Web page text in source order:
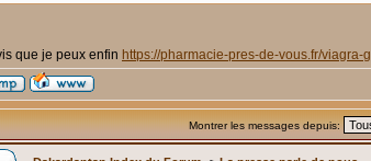
que je peux enfin https://pharmacie-pres-de-vous.fr/
Montrer les messages depuis: